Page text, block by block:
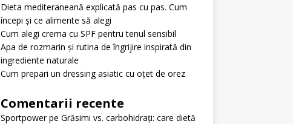
Dieta mediteraneană explicată pas cu pas. Cum
începi și ce alimente să alegi
Cum alegi crema cu SPF pentru tenul sensibil
Apa de rozmarin și rutina de îngrijire inspirată din
ingrediente naturale
Cum prepari un dressing asiatic cu oțet de orez
Comentarii recente
Sportpowerpe Grăsimi vs. carbohidrați: care dietă